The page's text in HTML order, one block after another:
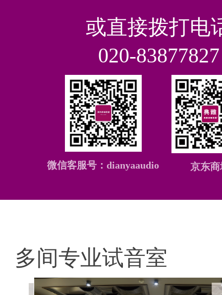
或直接拨打电
020-83877827
微信客服号：dianyaaudio 京东商
多间专业试音室